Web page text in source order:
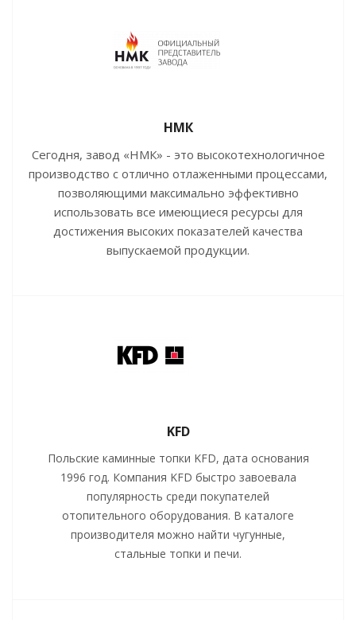
НМК
Сегодня, завод «НМК» - это высокотехнологичное
производство с отлично отлаженными процессами,
позволяющими максимально эффективно
использовать все имеющиеся ресурсы для
достижения высоких показателей качества
выпускаемой продукции.
KFD
Польские каминные топки KFD, дата основания
1996 год. Компания KFD быстро завоевала
популярность среди покупателей
отопительного оборудования. В каталоге
производителя можно найти чугунные,
стальные топки и печи.